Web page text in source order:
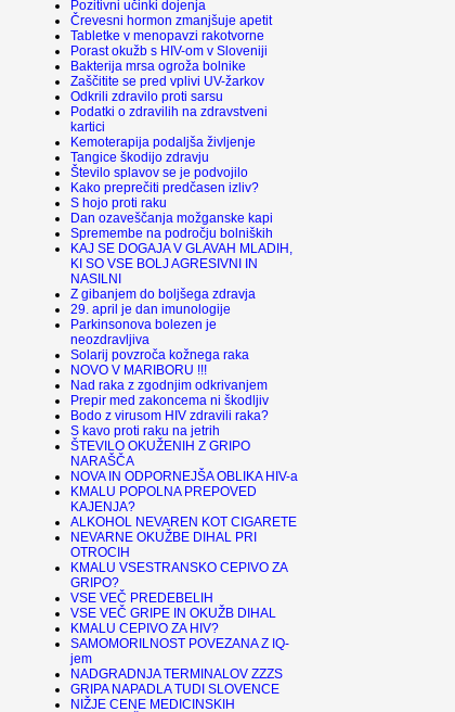
Pozitivni učinki dojenja
Črevesni hormon zmanjšuje apetit
Tabletke v menopavzi rakotvorne
Porast okužb s HIV-om v Sloveniji
Bakterija mrsa ogroža bolnike
Zaščitite se pred vplivi UV-žarkov
Odkrili zdravilo proti sarsu
Podatki o zdravilih na zdravstveni
kartici
Kemoterapija podaljša življenje
Tangice škodijo zdravju
Število splavov se je podvojilo
Kako preprečiti predčasen izliv?
S hojo proti raku
Dan ozaveščanja možganske kapi
Spremembe na področju bolniških
KAJ SE DOGAJA V GLAVAH MLADIH,
KI SO VSE BOLJ AGRESIVNI IN
NASILNI
Z gibanjem do boljšega zdravja
29. april je dan imunologije
Parkinsonova bolezen je
neozdravljiva
Solarij povzroča kožnega raka
NOVO V MARIBORU !!!
Nad raka z zgodnjim odkrivanjem
Prepir med zakoncema ni škodljiv
Bodo z virusom HIV zdravili raka?
S kavo proti raku na jetrih
ŠTEVILO OKUŽENIH Z GRIPO
NARAŠČA
NOVA IN ODPORNEJŠA OBLIKA HIV-a
KMALU POPOLNA PREPOVED
KAJENJA?
ALKOHOL NEVAREN KOT CIGARETE
NEVARNE OKUŽBE DIHAL PRI
OTROCIH
KMALU VSESTRANSKO CEPIVO ZA
GRIPO?
VSE VEČ PREDEBELIH
VSE VEČ GRIPE IN OKUŽB DIHAL
KMALU CEPIVO ZA HIV?
SAMOMORILNOST POVEZANA Z IQ-
jem
NADGRADNJA TERMINALOV ZZZS
GRIPA NAPADLA TUDI SLOVENCE
NIŽJE CENE MEDICINSKIH